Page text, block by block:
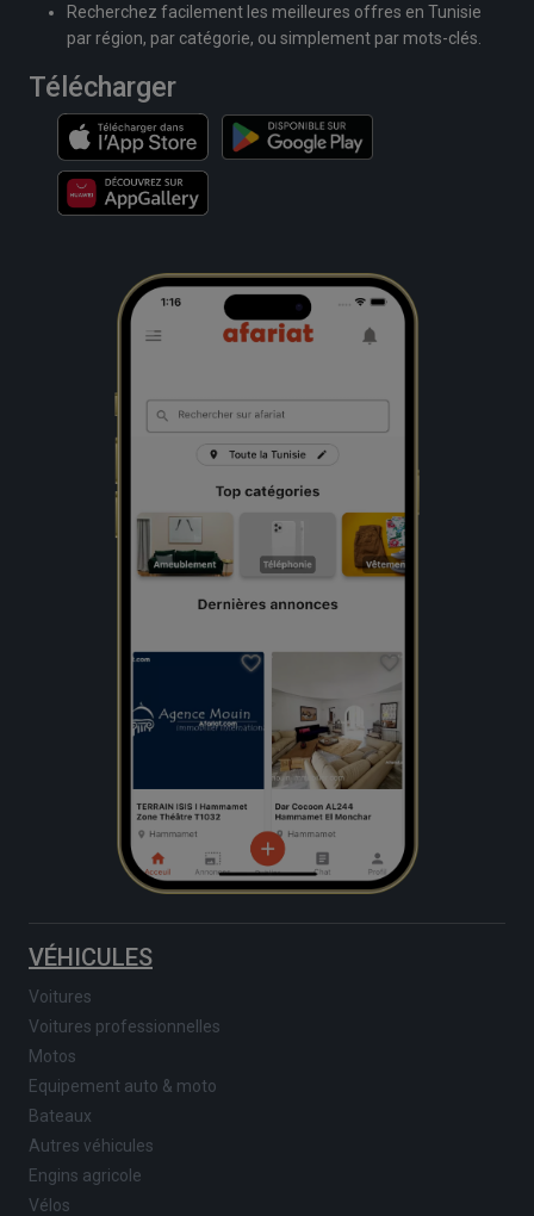
Recherchez facilement les meilleures offres en Tunisie
par région, par catégorie, ou simplement par mots-clés.
Télécharger
VÉHICULES
Voitures
Voitures professionnelles
Motos
Equipement auto & moto
Bateaux
Autres véhicules
Engins agricole
Vélos